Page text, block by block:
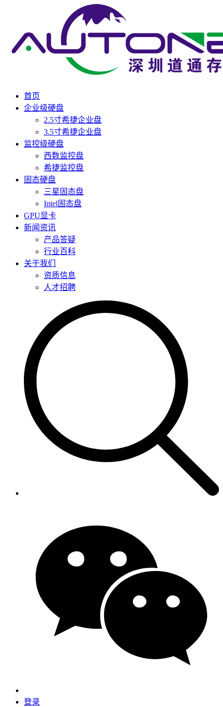
首页
企业级硬盘
2.5寸希捷企业盘
3.5寸希捷企业盘
监控级硬盘
西数监控盘
希捷监控盘
固态硬盘
三星固态盘
Intel固态盘
GPU显卡
新闻资讯
产品答疑
行业百科
关于我们
资质信息
人才招聘
登录